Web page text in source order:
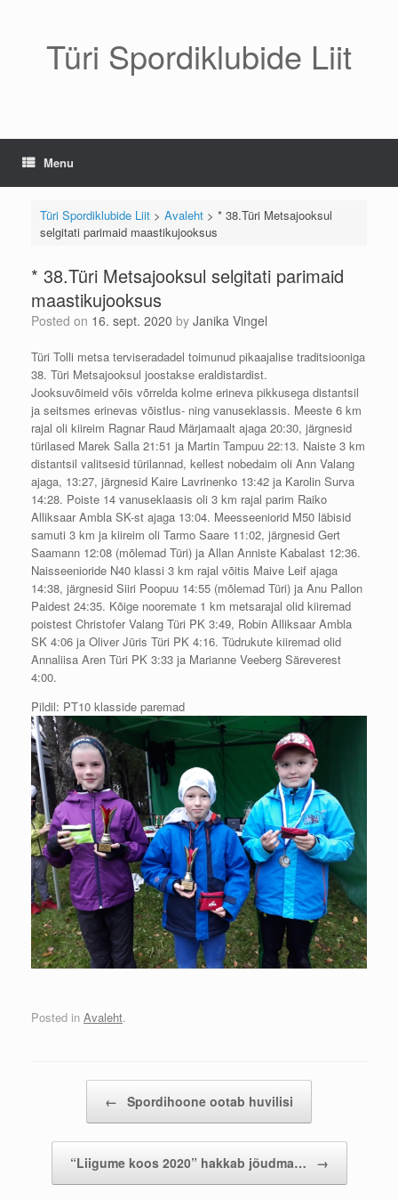
Türi Spordiklubide Liit
Menu
Türi Spordiklubide Liit> Avaleht> * 38.Türi Metsajooksul
selgitati parimaid maastikujooksus
* 38.Türi Metsajooksul selgitati parimaid
maastikujooksus
Posted on 16. sept. 2020 by Janika Vingel
Türi Tolli metsa terviseradadel toimunud pikaajalise traditsiooniga
38. Türi Metsajooksul joostakse eraldistardist.
Jooksuvõimeid võis võrrelda kolme erineva pikkusega distantsil
ja seitsmes erinevas võistlus- ning vanuseklassis. Meeste 6 km
rajal oli kiireim Ragnar Raud Märjamaalt ajaga 20:30, järgnesid
türilased Marek Salla 21:51 ja Martin Tampuu 22:13. Naiste 3 km
distantsil valitsesid türilannad, kellest nobedaim oli Ann Valang
ajaga, 13:27, järgnesid Kaire Lavrinenko 13:42 ja Karolin Surva
14:28. Poiste 14 vanuseklaasis oli 3 km rajal parim Raiko
Alliksaar Ambla SK-st ajaga 13:04. Meesseeniorid M50 läbisid
samuti 3 km ja kiireim oli Tarmo Saare 11:02, järgnesid Gert
Saamann 12:08 (mõlemad Türi) ja Allan Anniste Kabalast 12:36.
Naisseenioride N40 klassi 3 km rajal võitis Maive Leif ajaga
14:38, järgnesid Siiri Poopuu 14:55 (mõlemad Türi) ja Anu Pallon
Paidest 24:35. Kõige nooremate 1 km metsarajal olid kiiremad
poistest Christofer Valang Türi PK 3:49, Robin Alliksaar Ambla
SK 4:06 ja Oliver Jüris Türi PK 4:16. Tüdrukute kiiremad olid
Annaliisa Aren Türi PK 3:33 ja Marianne Veeberg Säreverest
4:00.
Pildil: PT10 klasside paremad
Posted in Avaleht.
← Spordihoone ootab huvilisi
“Liigume koos 2020” hakkab jõudma… →